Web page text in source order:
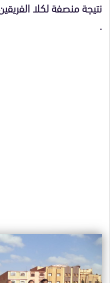
نتيجة منصفة لكلا
.